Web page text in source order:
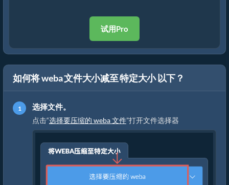
试用Pro
如何将 weba 文件大小减至 特定大小 以下？
选择文件。
点击“选择要压缩的 weba 文件”打开文件选择器